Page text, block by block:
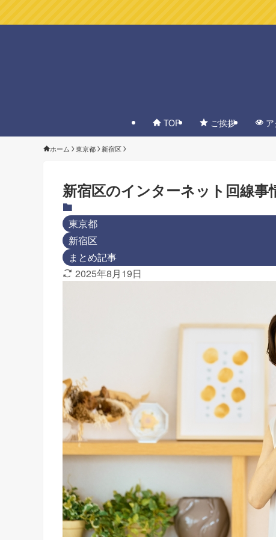
TOP ご挨拶
ホーム 東京都 新宿区
新宿区のインターネット回線
東京都
新宿区
まとめ記事
2025年8月19日